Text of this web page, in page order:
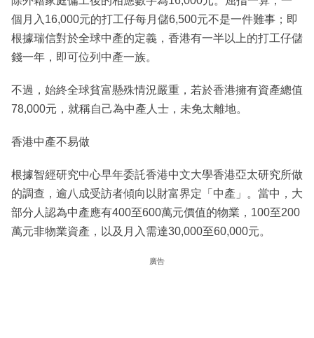
個月入16,000元的打工仔每月儲6,500元不是一件難事；即
根據瑞信對於全球中產的定義，香港有一半以上的打工仔儲
錢一年，即可位列中產一族。
不過，始終全球貧富懸殊情況嚴重，若於香港擁有資產總值
78,000元，就稱自己為中產人士，未免太離地。
香港中產不易做
根據智經研究中心早年委託香港中文大學香港亞太研究所做
的調查，逾八成受訪者傾向以財富界定「中產」。當中，大
部分人認為中產應有400至600萬元價值的物業，100至200
萬元非物業資產，以及月入需達30,000至60,000元。
廣告